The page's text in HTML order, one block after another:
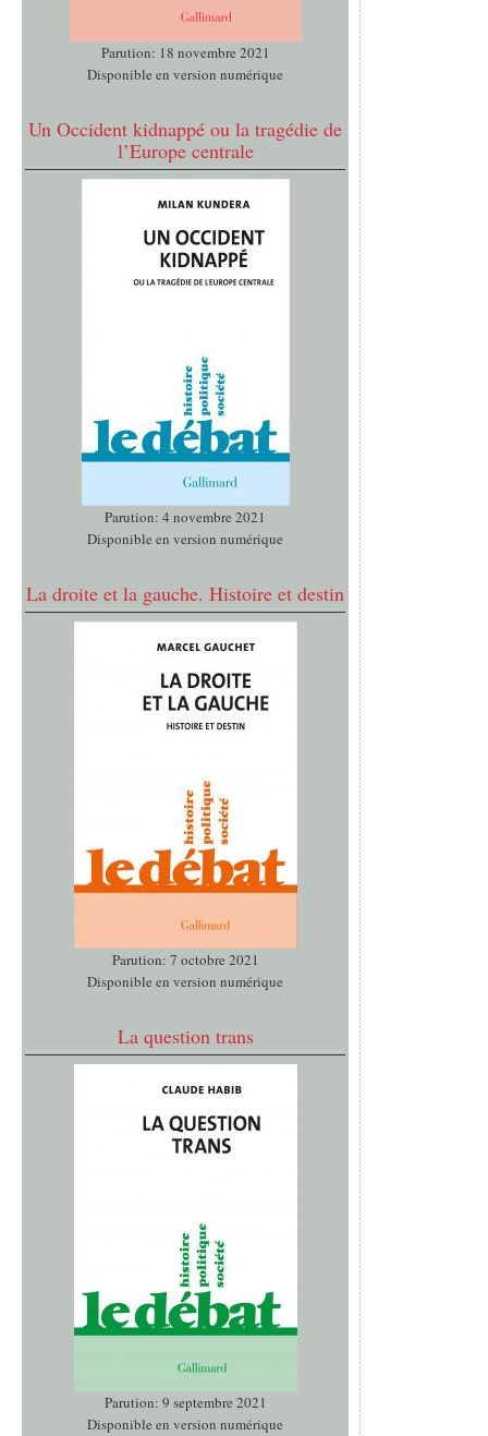
Parution: 18 novembre 2021
Disponible en version numérique
Un Occident kidnappé ou la tragédie de
l’Europe centrale
Parution: 4 novembre 2021
Disponible en version numérique
La droite et la gauche. Histoire et destin
Parution: 7 octobre 2021
Disponible en version numérique
La question trans
Parution: 9 septembre 2021
Disponible en version numérique